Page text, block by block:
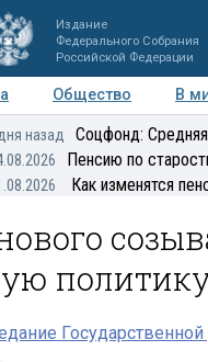
Издание
Федерального Собрания
Российской Федерации
Общество В
Мнения Регионы
назад Соцфонд:
Пенсию по
Как изменятся